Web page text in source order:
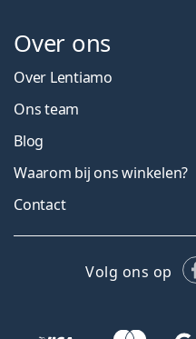
Over ons
Over Lentiamo
Ons team
Blog
Waarom bij ons winkelen?
Contact
Volg ons op